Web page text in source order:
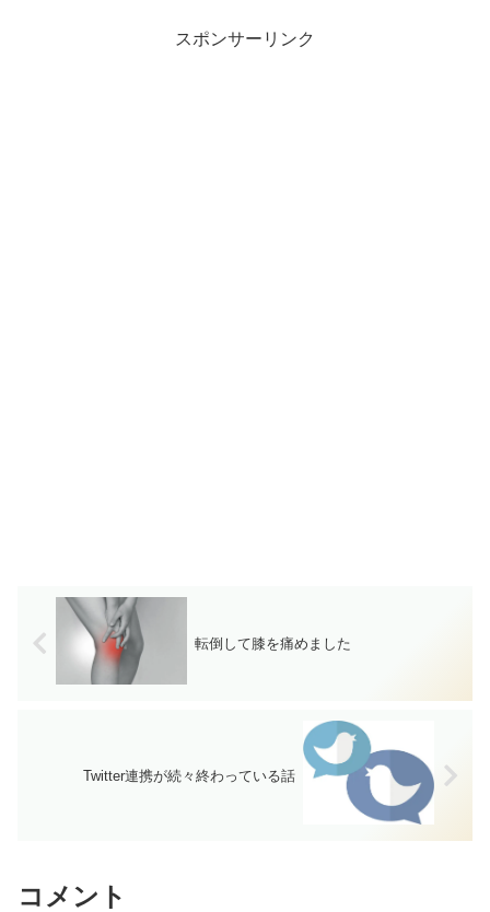
スポンサーリンク
転倒して膝を痛めました
Twitter連携が続々終わっている話
コメント